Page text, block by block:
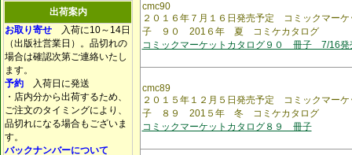
出荷案内
お取り寄せ 入荷に10～14日
（出版社営業日）。品切れの
場合は確認次第ご連絡いたし
ます。
予約 入荷日に発送
・店内分から出荷するため、
ご注文のタイミングにより、
品切れになる場合もございま
す。
バックナンバーについて
cmc90
２０１６年７月１６日発売予定 コミックマー
子 ９０ 201６年 夏 コミケカタログ
コミックマーケットカタログ９０ 冊子 7/16発
cmc89
２０１５年１２月５日発売予定 コミックマー
子 ８９ 201５年 冬 コミケカタログ
コミックマーケットカタログ８９ 冊子